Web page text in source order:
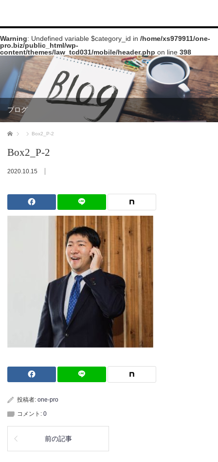
Warning: Undefined variable $category_id in /home/xs979911/one-
pro.biz/public_html/wp-
content/themes/law_tcd031/mobile/header.php on line 398
ブログ
ホーム Box2_P-2
Box2_P-2
2020.10.15
投稿者: one-pro
コメント: 0
前の記事